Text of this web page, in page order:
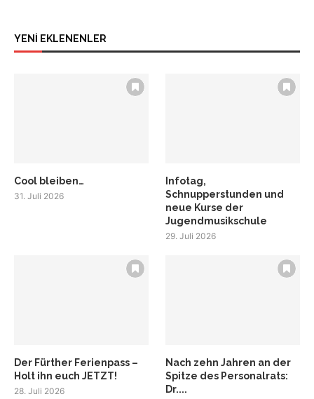
YENİ EKLENENLER
Cool bleiben…
31. Juli 2026
Infotag,
Schnupperstunden und
neue Kurse der
Jugendmusikschule
29. Juli 2026
Der Fürther Ferienpass –
Holt ihn euch JETZT!
28. Juli 2026
Nach zehn Jahren an der
Spitze des Personalrats:
Dr....